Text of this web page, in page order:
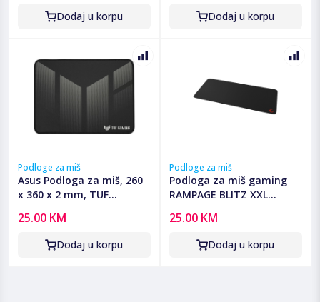
Dodaj u korpu Dodaj u korpu
Podloge za miš
Asus Podloga za miš, 260
x 360 x 2 mm, TUF
P1 Mouse Pad
25.00 KM
Dodaj u korpu
Podloge za miš
Podloga za miš gaming
RAMPAGE BLITZ XXL
neutral fabric black,
41203
25.00 KM
Dodaj u korpu